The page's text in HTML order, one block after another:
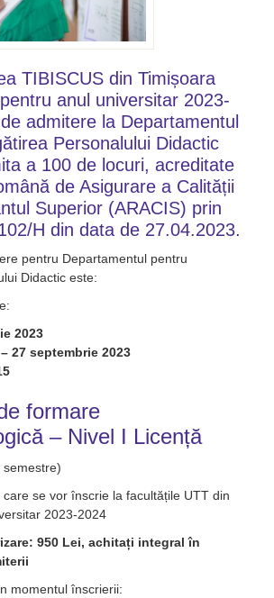
TIBISCUS din Timișoara
anul universitar 2023-
admitere la Departamentul
Personalului Didactic
a 100 de locuri, acreditate
de Asigurare a Calității
Superior (ARACIS) prin
H din data de 27.04.2023.
pentru Departamentul pentru
Didactic este:
2023
27 septembrie 2023
formare
– Nivel I Licență
semestre)
care se vor înscrie la facultățile UTT din
2023-2024
950 Lei, achitați integral în
momentul înscrierii: